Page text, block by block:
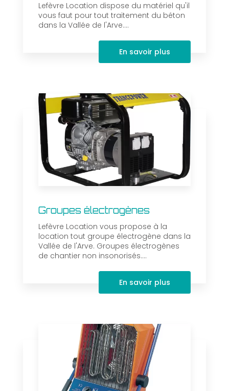
Lefèvre Location dispose du matériel qu'il
vous faut pour tout traitement du béton
dans la Vallée de l'Arve....
En savoir plus
Groupes électrogènes
Lefèvre Location vous propose à la
location tout groupe électrogène dans la
Vallée de l'Arve. Groupes électrogènes
de chantier non insonorisés....
En savoir plus